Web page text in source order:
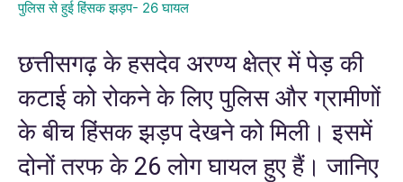
छत्तीसगढ़ के हसदेव अरण्य क्षेत्र में पेड़ की
कटाई को रोकने के लिए पुलिस और ग्रामीणों
के बीच हिंसक झड़प देखने को मिली। इसमें
दोनों तरफ के 26 लोग घायल हुए हैं। जानिए